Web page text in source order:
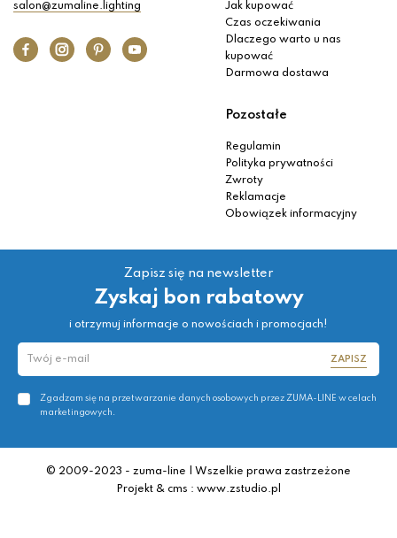
salon@zumaline.lighting
Jak kupować
Czas oczekiwania
Dlaczego warto u nas
kupować
Darmowa dostawa
Pozostałe
Regulamin
Polityka prywatności
Zwroty
Reklamacje
Obowiązek informacyjny
Zapisz się na newsletter
Zyskaj bon rabatowy
i otrzymuj informacje o nowościach i promocjach!
ZAPISZ
Zgadzam się na przetwarzanie danych osobowych przez ZUMA-LINE w celach
marketingowych.
© 2009-2023 - zuma-line | Wszelkie prawa zastrzeżone
Projekt & cms : www.zstudio.pl